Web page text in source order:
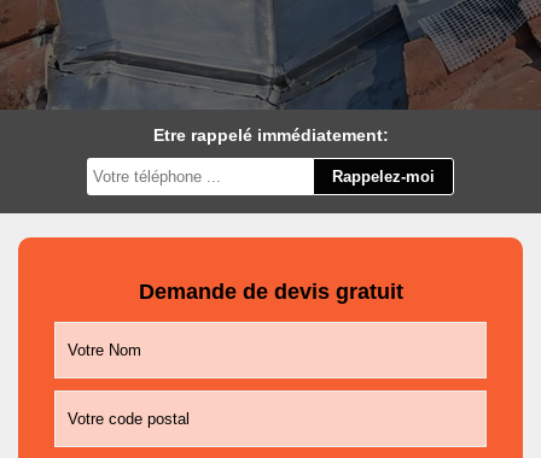
Etre rappelé immédiatement:
Demande de devis gratuit